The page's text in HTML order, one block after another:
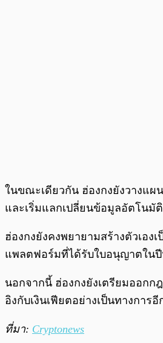
ในขณะเดียวกัน ฮ่องกงยังวางแผน
และเริ่มแลกเปลี่ยนข้อมูลอัตโนมัติ
ฮ่องกงยังคงพยายามสร้างตัวเอ
แพลตฟอร์มที่ได้รับใบอนุญาตใน
นอกจากนี้ ฮ่องกงยังเตรียมออก
อิงกับเงินเฟียตอย่างเป็นทางการอี
ที่มา: Cryptonews